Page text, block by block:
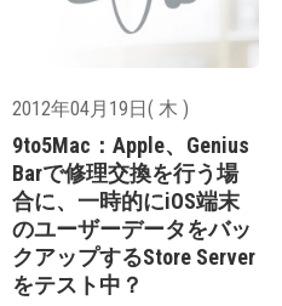
2012年04月19日( 木 )
9to5Mac：Apple、Genius
Barで修理交換を行う場
合に、一時的にiOS端末
のユーザーデータをバッ
クアップするStore Server
をテスト中？